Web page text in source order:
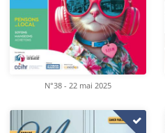
N°38 - 22 mai 2025